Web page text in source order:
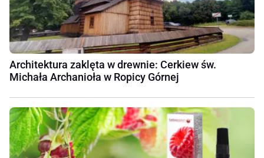
Architektura zaklęta w drewnie: Cerkiew św.
Michała Archanioła w Ropicy Górnej